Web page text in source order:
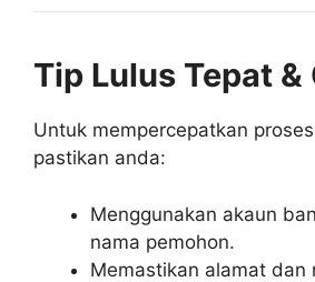
Tip Lulus Tepat &
Untuk mempercepatkan
pastikan anda:
Menggunakan akaun
nama pemohon.
Memastikan alamat dan